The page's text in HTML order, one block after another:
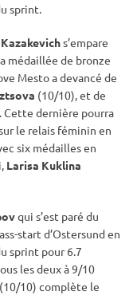
sprint.
s’empare
médaillée de bronze
Mesto a devancé de
(10/10), et de
Cette dernière pourra
le relais féminin en
six médailles en
Larisa Kuklina
qui s’est paré du
start d’Ostersunden
sprint pour 6.7
les deux à 9/10
(10/10) complète le